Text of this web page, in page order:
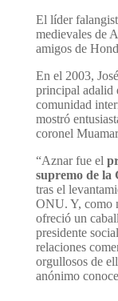
El líder
medievales de
amigos de
En el 2003,
principal adalid
comunidad
mostró
coronel
“Aznar fue el
supremo de
tras el
ONU. Y, como
ofreció un
presidente
relaciones
orgullosos de
anónimo